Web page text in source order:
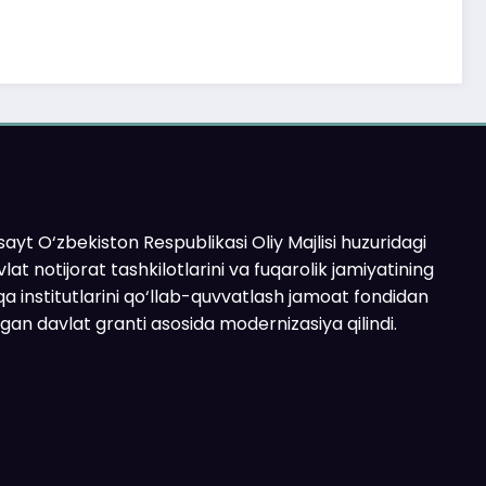
O‘zbekiston Respublikasi Oliy Majlisi huzuridagi
notijorat tashkilotlarini va fuqarolik jamiyatining
institutlarini qo‘llab-quvvatlash jamoat fondidan
davlat granti asosida modernizasiya qilindi.